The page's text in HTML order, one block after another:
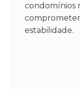
condomínios
estabilidade.